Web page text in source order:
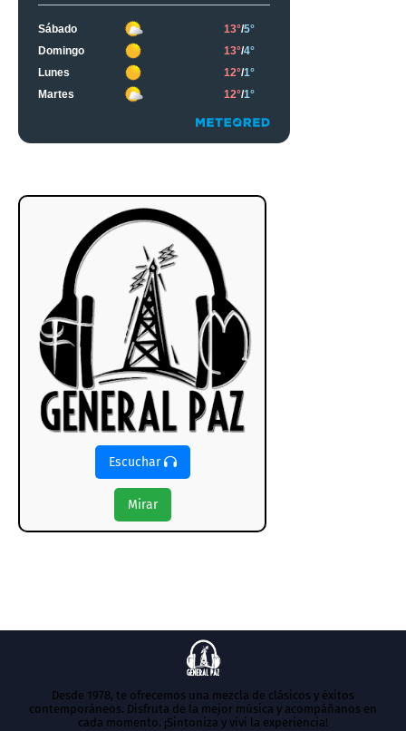
Escuchar
Mirar
Desde 1978, te ofrecemos una mezcla de clásicos y éxitos
contemporáneos. Disfruta de la mejor música y acompáñanos en
cada momento. ¡Sintoniza y vivi la experiencia!